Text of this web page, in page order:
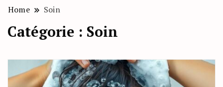
Home Soin
Catégorie : Soin